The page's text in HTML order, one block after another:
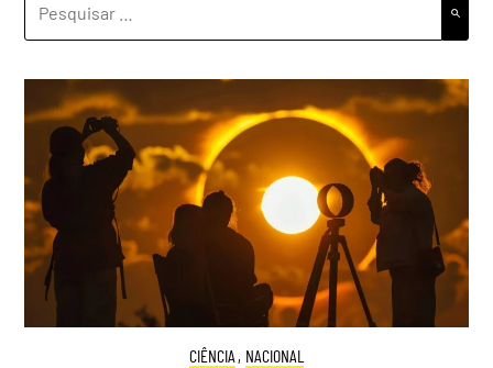
POR:
CIÊNCIA , NACIONAL